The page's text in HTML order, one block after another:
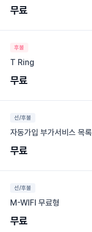
무료
후불
T Ring
무료
선/후불
자동가입 부가서비스 목록
무료
선/후불
M-WIFI 무료형
무료